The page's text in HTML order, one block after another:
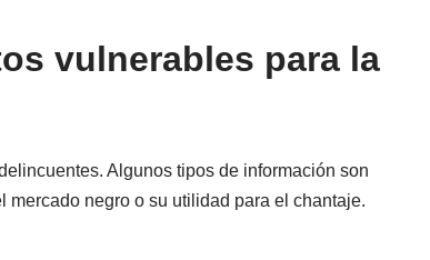
vulnerables para la
Algunos tipos de información son
negro o su utilidad para el chantaje.